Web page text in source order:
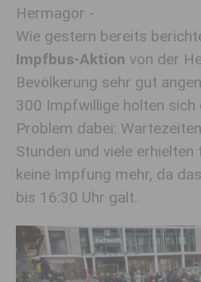
Hermagor -
Wie gestern bereits
Impfbus-Aktion von der
Bevölkerung sehr gut
300 Impfwillige holten sich
Problem dabei:
Stunden und viele
keine Impfung mehr, da
bis 16:30 Uhr galt.